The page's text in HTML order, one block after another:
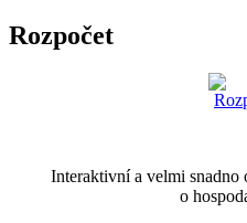
Rozpočet
Interaktivní a velmi
o